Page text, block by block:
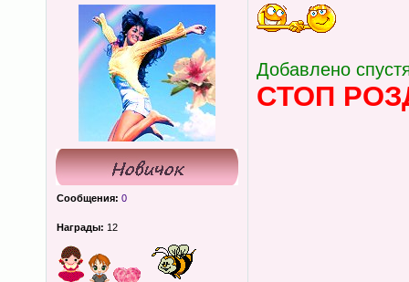
Сообщения: 0
Награды: 12
Добавлено
CТОП